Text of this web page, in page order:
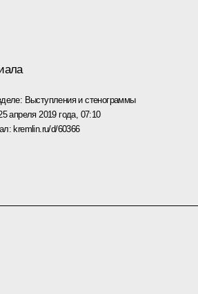
Выступления и стенограммы
апреля 2019 года, 07:10
kremlin.ru/d/60366